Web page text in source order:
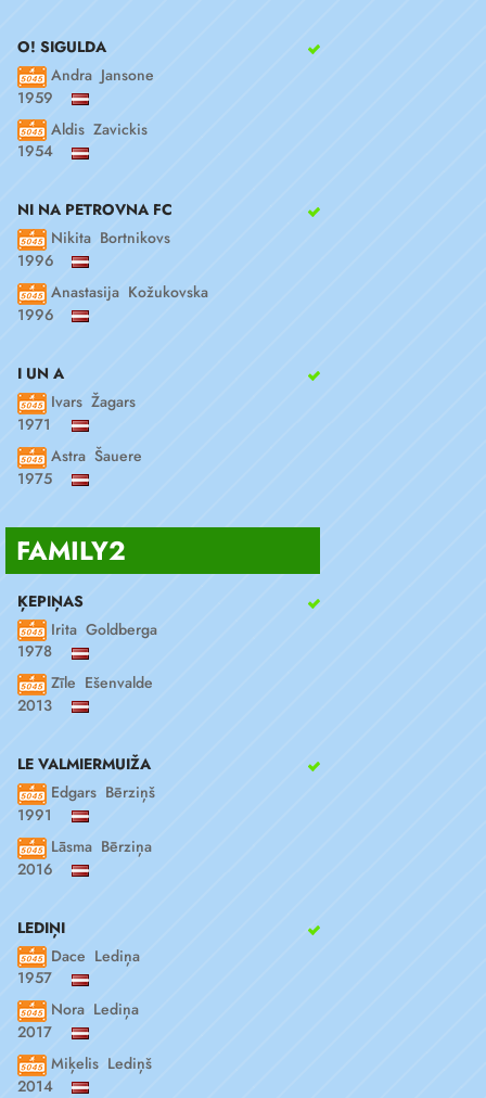
O! SIGULDA
Andra Jansone
1959
Aldis Zavickis
1954
NI NA PETROVNA FC
Nikita Bortnikovs
1996
Anastasija Kožukovska
1996
I UN A
Ivars Žagars
1971
Astra Šauere
1975
FAMILY2
ĶEPIŅAS
Irita Goldberga
1978
Zīle Ešenvalde
2013
LE VALMIERMUIŽA
Edgars Bērziņš
1991
Lāsma Bērziņa
2016
LEDIŅI
Dace Lediņa
1957
Nora Lediņa
2017
Miķelis Lediņš
2014